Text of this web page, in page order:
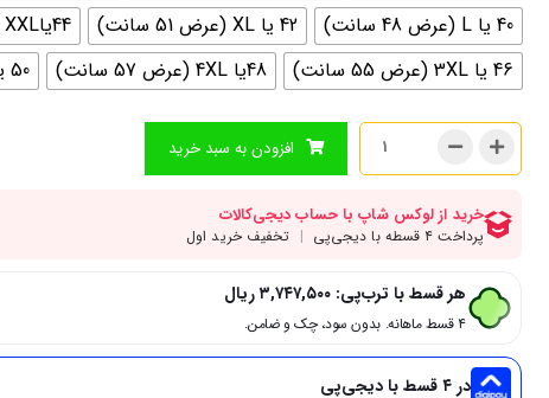
40 یا L (عرض 48 سانت)
42 یا XL (عرض 51 سانت)
44یاXXL (عرض 53 سانت)
46 یا 3XL (عرض 55 سانت)
48یا 4XL (عرض 57 سانت) 50 یا 5xl (عرض 59 سانت)
افزودن به سبد خرید
هر قسط با ترب‌پی: ۳,۷۴۷,۵۰۰ریال
۴ قسط ماهانه. بدون سود، چک و ضامن.
در ۴ قسط با دیجی‌پی